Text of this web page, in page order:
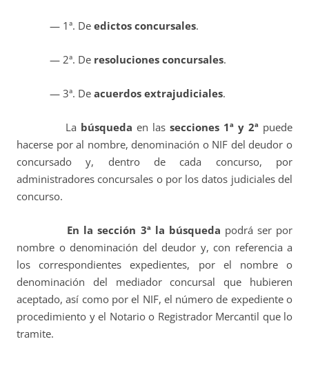
— 1ª. De edictos concursales.
— 2ª. De resoluciones concursales.
— 3ª. De acuerdos extrajudiciales.
La búsqueda en lassecciones 1ª y 2ª puede
hacerse por al nombre, denominación o NIF del deudor o
concursado y, dentro de cada concurso, por
administradores concursales o por los datos judiciales del
concurso.
En la sección 3ª la búsqueda podrá ser por
nombre o denominación del deudor y, con referencia a
los correspondientes expedientes, por el nombre o
denominación del mediador concursal que hubieren
aceptado, así como por el NIF, el número de expediente o
procedimiento y el Notario o Registrador Mercantil que lo
tramite.